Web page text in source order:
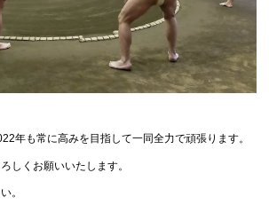
年も常に高みを目指して一同全力で頑張ります。
しくお願いいたします。
。